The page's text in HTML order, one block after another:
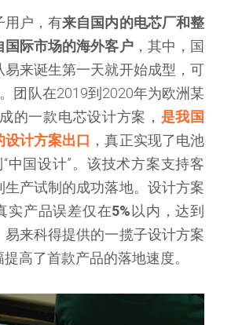
用户，有来自国内的电芯厂和整
国际市场的海外客户，其中，国
易来诞生第一天就开始成型，可
团队在2019到2020年为欧洲某
的一款电芯设计方案， 是我国
计方案出口 ，真正实现了电池
“中国设计”。该技术方案支持客
生产试制的成功落地。设计方案
实产品误差仅在5% 以内，达到
易来科得提供的一揽子设计方案
高了首款产品的落地速度。